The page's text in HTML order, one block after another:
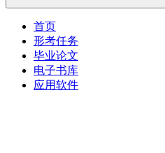
首页
形考任务
毕业论文
电子书库
应用软件